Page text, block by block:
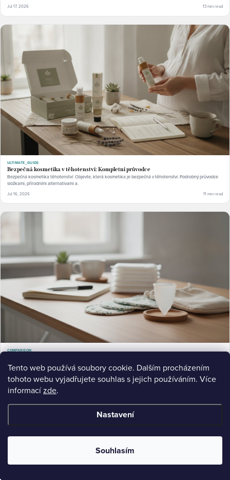
Tento web používá soubory cookie. Dalším procházením
tohoto webu vyjadřujete souhlas s jejich používáním. Více
informacízde.
Nastavení
Souhlasím
Jul 17, 2026 13 min read
ULTIMATE_GUIDE
Bezpečná kosmetika v těhotenství: Kompletní průvodce
Bezpečná kosmetika těhotenství: Objevte, která kosmetika je bezpečná v těhotenství. Podrobný průvodce
složkami, přírodními alternativami a.
Jul 16, 2026 11 min read
COMPARISON
Menstruační kalíšek místo vložek: Zjistěte výhody, údržbu a jak vybrat správný. Srovnění s látkovými vložkami
a praktické rady.
Jul 15, 2026 9 min read